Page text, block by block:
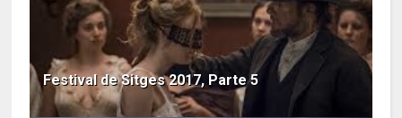
Festival de Sitges 2017, Parte 5